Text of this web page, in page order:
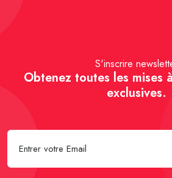
S'inscrire
Obtenez toutes les mises
exclusives.